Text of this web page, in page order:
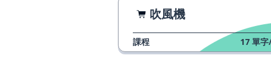
吹風機
課程 17 單